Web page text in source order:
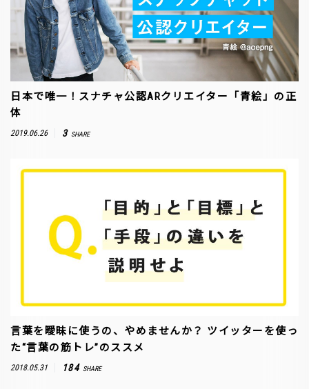
日本で唯一！スナチャ公認ARクリエイター「青絵」の正
体
2019.06.26 3 SHARE
言葉を曖昧に使うの、やめませんか？ ツイッターを使っ
た“言葉の筋トレ”のススメ
2018.05.31 184 SHARE